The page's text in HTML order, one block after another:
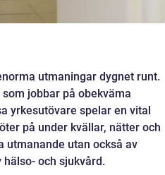
utmaningar dygnet runt.
jobbar på obekväma
yrkesutövare spelar en vital
på under kvällar, nätter och
utmanande utan också av
och sjukvård.